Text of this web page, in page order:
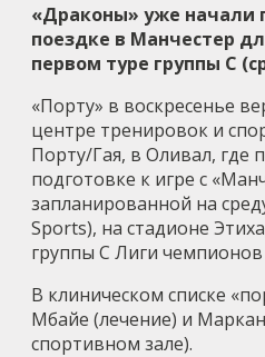
«Драконы» уже начали
поездке в Манчестер
первом туре группы С
«Порту» в воскресенье
центре тренировок и
Порту/Гая, в Оливал, где
подготовке к игре с
запланированной на
Sports), на стадионе
группы С Лиги
В клиническом списке
Мбайе (лечение) и
спортивном зале).